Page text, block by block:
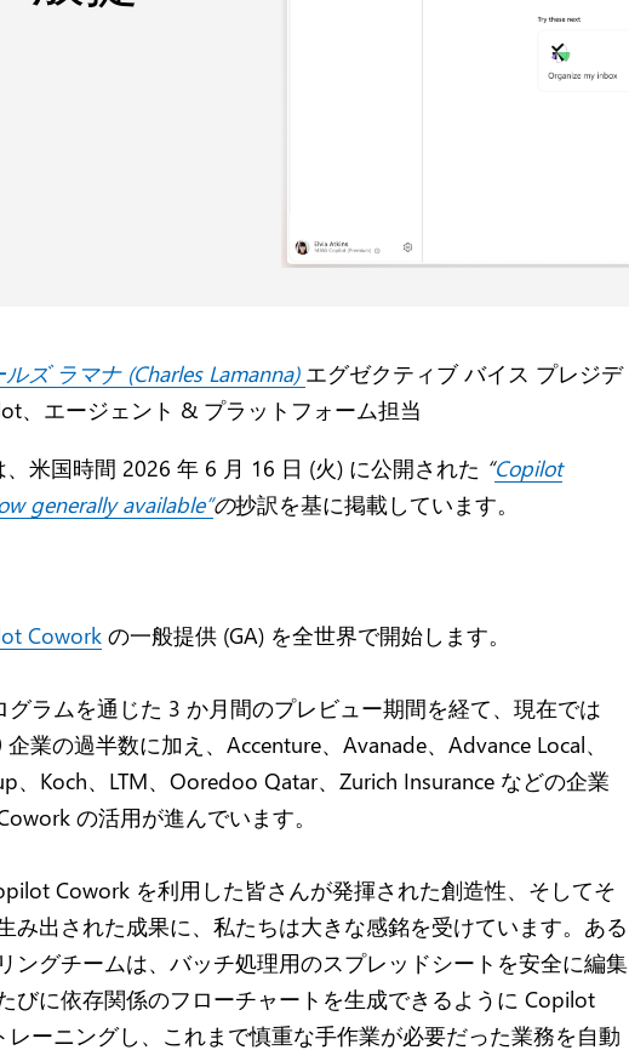
ズ ラマナ (Charles Lamanna) エグゼクティブ バイス プレジデ
、エージェント & プラットフォーム担当
米国時間 2026 年 6 月 16 日 (火) に公開された “Copilot
generally available”の抄訳を基に掲載しています。
Cowork の一般提供 (GA) を全世界で開始します。
グラムを通じた 3 か月間のプレビュー期間を経て、現在では
業の過半数に加え、Accenture、Avanade、Advance Local、
、Koch、LTM、Ooredoo Qatar、Zurich Insurance などの企業
の活用が進んでいます。
Cowork を利用した皆さんが発揮された創造性、そしてそ
み出された成果に、私たちは大きな感銘を受けています。ある
ングチームは、バッチ処理用のスプレッドシートを安全に編集
びに依存関係のフローチャートを生成できるように Copilot
レーニングし、これまで慎重な手作業が必要だった業務を自動